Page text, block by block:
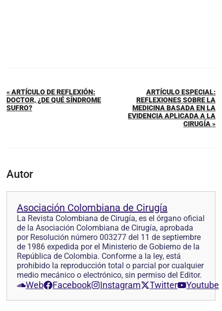
« ARTÍCULO DE REFLEXIÓN:
DOCTOR, ¿DE QUÉ SÍNDROME
SUFRO?
ARTÍCULO ESPECIAL:
REFLEXIONES SOBRE LA
MEDICINA BASADA EN LA
EVIDENCIA APLICADA A LA
CIRUGÍA »
Autor
Asociación Colombiana de Cirugía
La Revista Colombiana de Cirugía, es el órgano oficial
de la Asociación Colombiana de Cirugía, aprobada
por Resolución número 003277 del 11 de septiembre
de 1986 expedida por el Ministerio de Gobierno de la
República de Colombia. Conforme a la ley, está
prohibido la reproducción total o parcial por cualquier
medio mecánico o electrónico, sin permiso del Editor.
Web Facebook Instagram Twitter Youtube